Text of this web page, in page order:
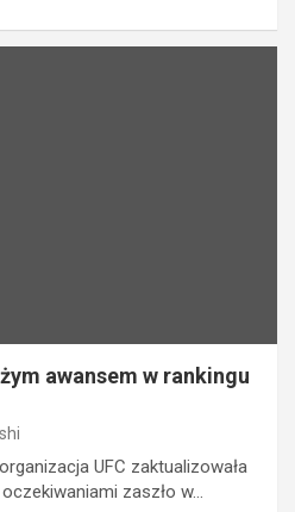
awansem w rankingu
UFC zaktualizowała
zaszło w…